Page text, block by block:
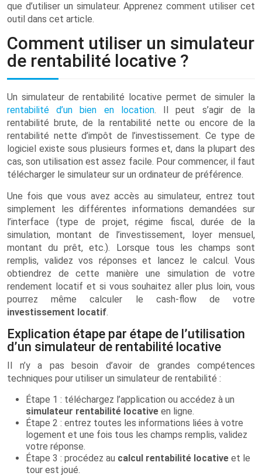
que d’utiliser un simulateur. Apprenez comment utiliser cet
outil dans cet article.
Comment utiliser un simulateur
de rentabilité locative ?
Un simulateur de rentabilité locative permet de simuler la
rentabilité d’un bien en location. Il peut s’agir de la
rentabilité brute, de la rentabilité nette ou encore de la
rentabilité nette d’impôt de l’investissement. Ce type de
logiciel existe sous plusieurs formes et, dans la plupart des
cas, son utilisation est assez facile. Pour commencer, il faut
télécharger le simulateur sur un ordinateur de préférence.
Une fois que vous avez accès au simulateur, entrez tout
simplement les différentes informations demandées sur
l’interface (type de projet, régime fiscal, durée de la
simulation, montant de l’investissement, loyer mensuel,
montant du prêt, etc.). Lorsque tous les champs sont
remplis, validez vos réponses et lancez le calcul. Vous
obtiendrez de cette manière une simulation de votre
rendement locatif et si vous souhaitez aller plus loin, vous
pourrez même calculer le cash-flow de votre
investissement locatif.
Explication étape par étape de l’utilisation
d’un simulateur de rentabilité locative
Il n’y a pas besoin d’avoir de grandes compétences
techniques pour utiliser un simulateur de rentabilité :
Étape 1 : téléchargez l’application ou accédez à un
simulateur rentabilité locative en ligne.
Étape 2 : entrez toutes les informations liées à votre
logement et une fois tous les champs remplis, validez
votre réponse.
Étape 3 : procédez au calcul rentabilité locative et le
tour est joué.